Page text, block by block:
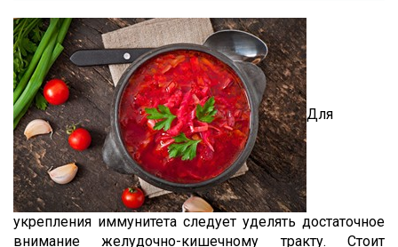
Для
укрепления иммунитета следует уделять достаточное
внимание желудочно-кишечному тракту. Стоит